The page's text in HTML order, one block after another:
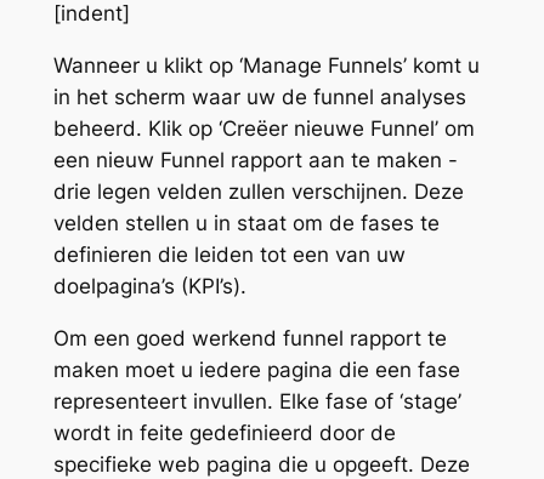
[indent]
Wanneer u klikt op ‘Manage Funnels’ komt u
in het scherm waar uw de funnel analyses
beheerd. Klik op ‘Creëer nieuwe Funnel’ om
een nieuw Funnel rapport aan te maken -
drie legen velden zullen verschijnen. Deze
velden stellen u in staat om de fases te
definieren die leiden tot een van uw
doelpagina’s (KPI’s).
Om een goed werkend funnel rapport te
maken moet u iedere pagina die een fase
representeert invullen. Elke fase of ‘stage’
wordt in feite gedefinieerd door de
specifieke web pagina die u opgeeft. Deze